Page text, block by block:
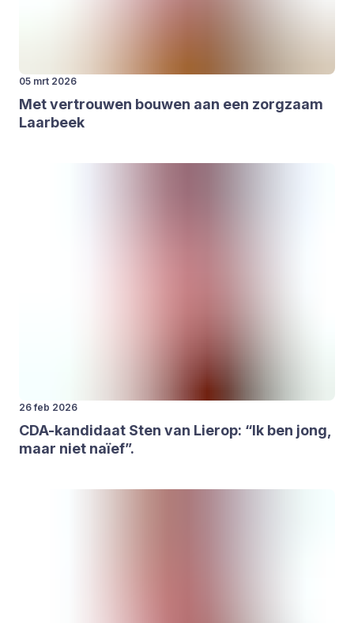
05 mrt 2026
Met ver­trou­wen bou­wen aan een zorg­zaam
Laar­beek
26 feb 2026
CDA-kan­di­daat Sten van Lier­op: “Ik ben jong,
maar niet naïef”.